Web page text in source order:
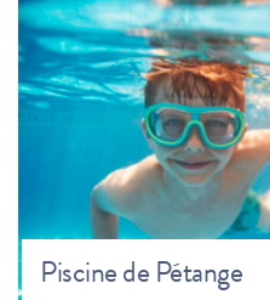
Piscine de Pétange